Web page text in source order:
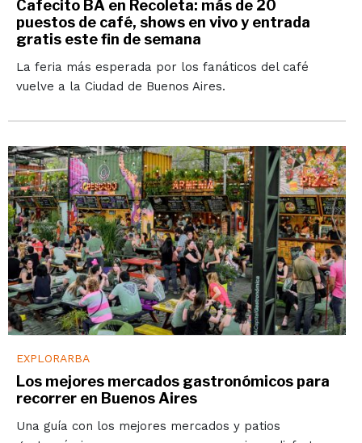
Cafecito BA en Recoleta: más de 20
puestos de café, shows en vivo y entrada
gratis este fin de semana
La feria más esperada por los fanáticos del café
vuelve a la Ciudad de Buenos Aires.
EXPLORARBA
Los mejores mercados gastronómicos para
recorrer en Buenos Aires
Una guía con los mejores mercados y patios